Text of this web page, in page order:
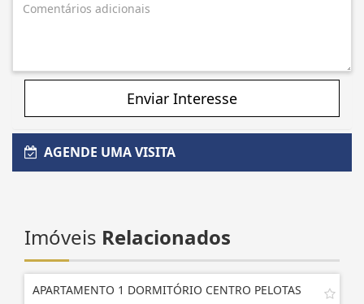
Enviar Interesse
AGENDE UMA VISITA
Imóveis Relacionados
APARTAMENTO 1 DORMITÓRIO CENTRO PELOTAS